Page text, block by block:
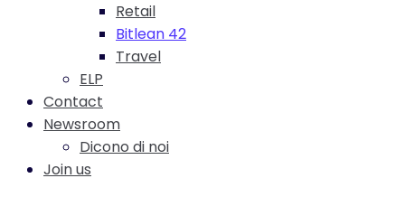
Retail
Bitlean 42
Travel
ELP
Contact
Newsroom
Dicono di noi
Join us